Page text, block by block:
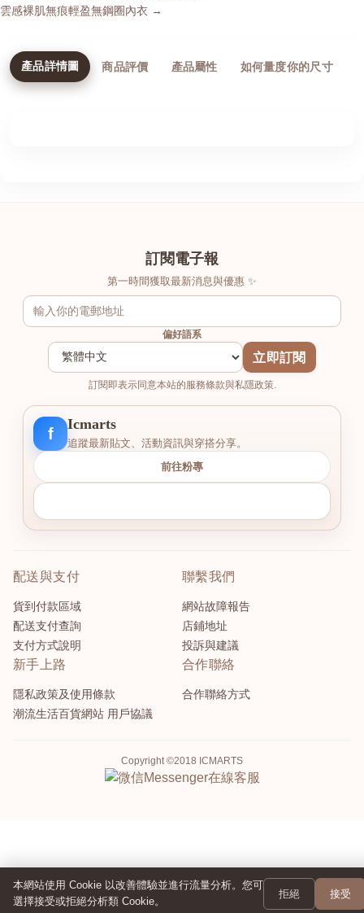
雲感裸肌無痕輕盈無鋼圈內衣 →
產品詳情圖 商品評價 產品屬性 如何量度你的尺寸
訂閱電子報
第一時間獲取最新消息與優惠 ✨
偏好語系
立即訂閱
訂閱即表示同意本站的服務條款與私隱政策.
f
Icmarts
追蹤最新貼文、活動資訊與穿搭分享。
前往粉專
配送與支付
貨到付款區域
配送支付查詢
支付方式說明
聯繫我們
網站故障報告
店鋪地址
投訴與建議
新手上路
隱私政策及使用條款
潮流生活百貨網站 用戶協議
合作聯絡
合作聯絡方式
Copyright ©2018 ICMARTS
Messenger在線客服
本網站使用 Cookie 以改善體驗並進行流量分析。您可
選擇接受或拒絕分析類 Cookie。
拒絕 接受